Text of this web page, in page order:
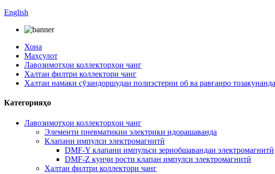
English
Хона
Маҳсулот
Лавозимотҳои коллекторҳои чанг
Халтаи филтри коллектори чанг
Халтаи намаки сӯзандоршудаи полиэстерии об ва равғанро тозакунанда
Категорияҳо
Лавозимотҳои коллекторҳои чанг
Элементи пневматикии электрики идорашаванда
Клапани импулси электромагнитӣ
DMF-Y клапани импульси зериобшавандаи электромагнитӣ
DMF-Z кунҷи рости клапан импулси электромагнитӣ
Халтаи филтри коллектори чанг